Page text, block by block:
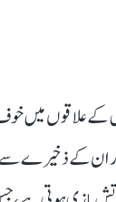
علاقوں میں
ان کے ذخیرے سے